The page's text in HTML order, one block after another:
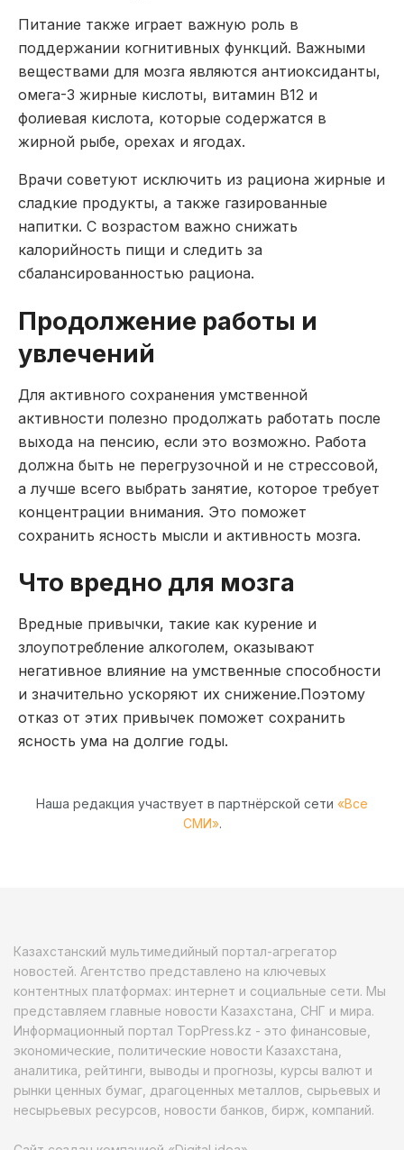
Питание также играет важную роль в
поддержании когнитивных функций. Важными
веществами для мозга являются антиоксиданты,
омега-3 жирные кислоты, витамин B12 и
фолиевая кислота, которые содержатся в
жирной рыбе, орехах и ягодах.
Врачи советуют исключить из рациона жирные и
сладкие продукты, а также газированные
напитки. С возрастом важно снижать
калорийность пищи и следить за
сбалансированностью рациона.
Продолжение работы и
увлечений
Для активного сохранения умственной
активности полезно продолжать работать после
выхода на пенсию, если это возможно. Работа
должна быть не перегрузочной и не стрессовой,
а лучше всего выбрать занятие, которое требует
концентрации внимания. Это поможет
сохранить ясность мысли и активность мозга.
Что вредно для мозга
Вредные привычки, такие как курение и
злоупотребление алкоголем, оказывают
негативное влияние на умственные способности
и значительно ускоряют их снижение.Поэтому
отказ от этих привычек поможет сохранить
ясность ума на долгие годы.
Наша редакция участвует в партнёрской сети «Все
СМИ».
Казахстанский мультимедийный портал-агрегатор
новостей. Агентство представлено на ключевых
контентных платформах: интернет и социальные сети. Мы
представляем главные новости Казахстана, СНГ и мира.
Информационный портал TopPress.kz - это финансовые,
экономические, политические новости Казахстана,
аналитика, рейтинги, выводы и прогнозы, курсы валют и
рынки ценных бумаг, драгоценных металлов, сырьевых и
несырьевых ресурсов, новости банков, бирж, компаний.